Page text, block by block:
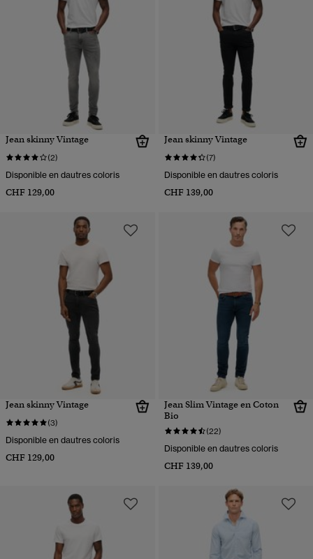
Jean skinny Vintage
(2)
Disponible en dautres coloris
CHF 129,00
Jean skinny Vintage
(7)
Disponible en dautres coloris
CHF 139,00
Jean skinny Vintage
(3)
Disponible en dautres coloris
CHF 129,00
Jean Slim Vintage en Coton
Bio
(22)
Disponible en dautres coloris
CHF 139,00